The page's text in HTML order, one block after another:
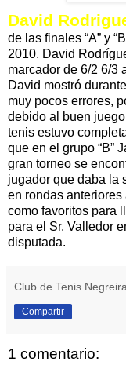
David
de las finales “A” y
2010. David
marcador de 6/2 6/3
David mostró
muy pocos errores,
debido al buen
tenis estuvo
que en el grupo “B”
gran torneo se
jugador que daba la
en rondas
como favoritos para
para el Sr. Valledor
disputada.
Club de Tenis Negreira
Compartir
1 comentario: